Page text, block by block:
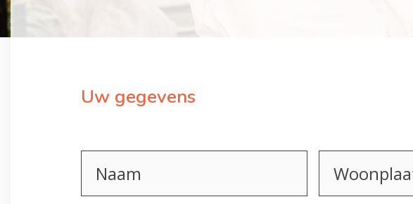
Uw gegevens